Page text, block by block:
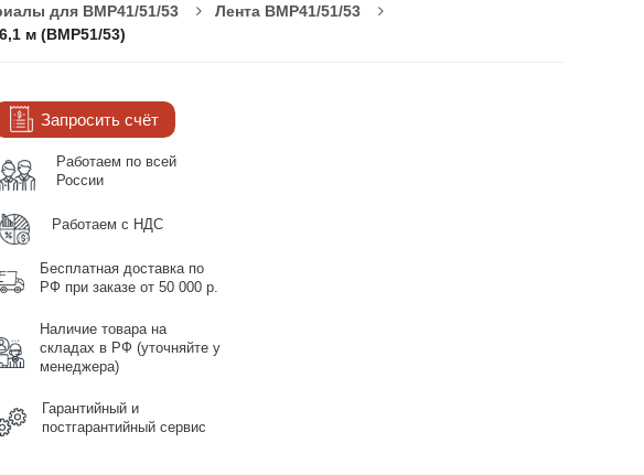
для BMP41/51/53
Лента BMP41/51/53
м (BMP51/53)
Запросить счёт
Работаем по всей
России
Работаем с НДС
Бесплатная доставка по
РФ при заказе от 50 000 р.
Наличие товара на
складах в РФ (уточняйте у
менеджера)
Гарантийный и
постгарантийный сервис